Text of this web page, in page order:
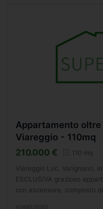
Appartamento
Viareggio - 110mq
210.000 € 110 mq
Viareggio Loc. Varignano,
ESCLUSIVA grazioso
con ascensore, composto